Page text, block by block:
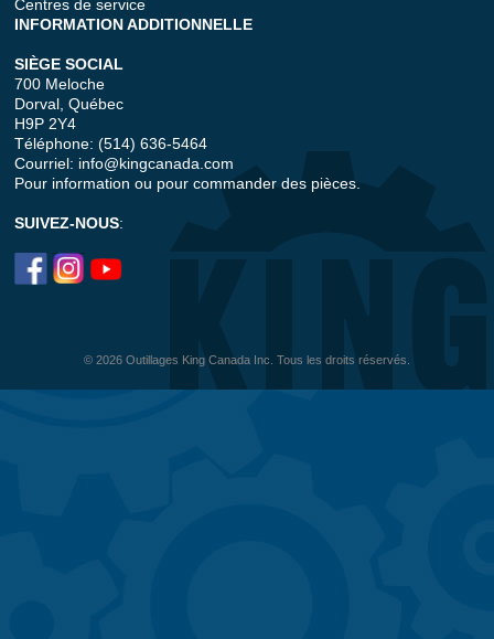
Centres de service
INFORMATION ADDITIONNELLE
SIÈGE SOCIAL
700 Meloche
Dorval, Québec
H9P 2Y4
Téléphone: (514) 636-5464
Courriel: info@kingcanada.com
Pour information ou pour commander des pièces.
SUIVEZ-NOUS:
© 2026 Outillages King Canada Inc. Tous les droits réservés.